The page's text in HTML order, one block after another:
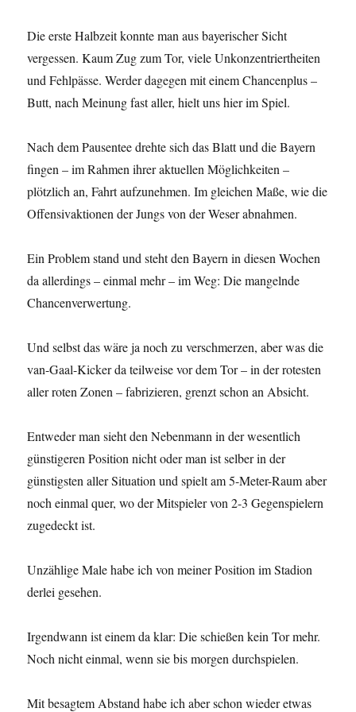
Die erste Halbzeit konnte man aus bayerischer Sicht
vergessen. Kaum Zug zum Tor, viele Unkonzentriertheiten
und Fehlpässe. Werder dagegen mit einem Chancenplus –
Butt, nach Meinung fast aller, hielt uns hier im Spiel.
Nach dem Pausentee drehte sich das Blatt und die Bayern
fingen – im Rahmen ihrer aktuellen Möglichkeiten –
plötzlich an, Fahrt aufzunehmen. Im gleichen Maße, wie die
Offensivaktionen der Jungs von der Weser abnahmen.
Ein Problem stand und steht den Bayern in diesen Wochen
da allerdings – einmal mehr – im Weg: Die mangelnde
Chancenverwertung.
Und selbst das wäre ja noch zu verschmerzen, aber was die
van-Gaal-Kicker da teilweise vor dem Tor – in der rotesten
aller roten Zonen – fabrizieren, grenzt schon an Absicht.
Entweder man sieht den Nebenmann in der wesentlich
günstigeren Position nicht oder man ist selber in der
günstigsten aller Situation und spielt am 5-Meter-Raum aber
noch einmal quer, wo der Mitspieler von 2-3 Gegenspielern
zugedeckt ist.
Unzählige Male habe ich von meiner Position im Stadion
derlei gesehen.
Irgendwann ist einem da klar: Die schießen kein Tor mehr.
Noch nicht einmal, wenn sie bis morgen durchspielen.
Mit besagtem Abstand habe ich aber schon wieder etwas